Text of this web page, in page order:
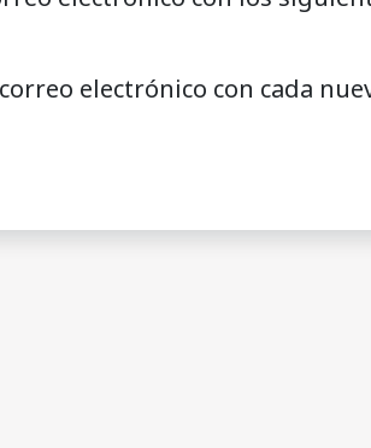
electrónico con cada